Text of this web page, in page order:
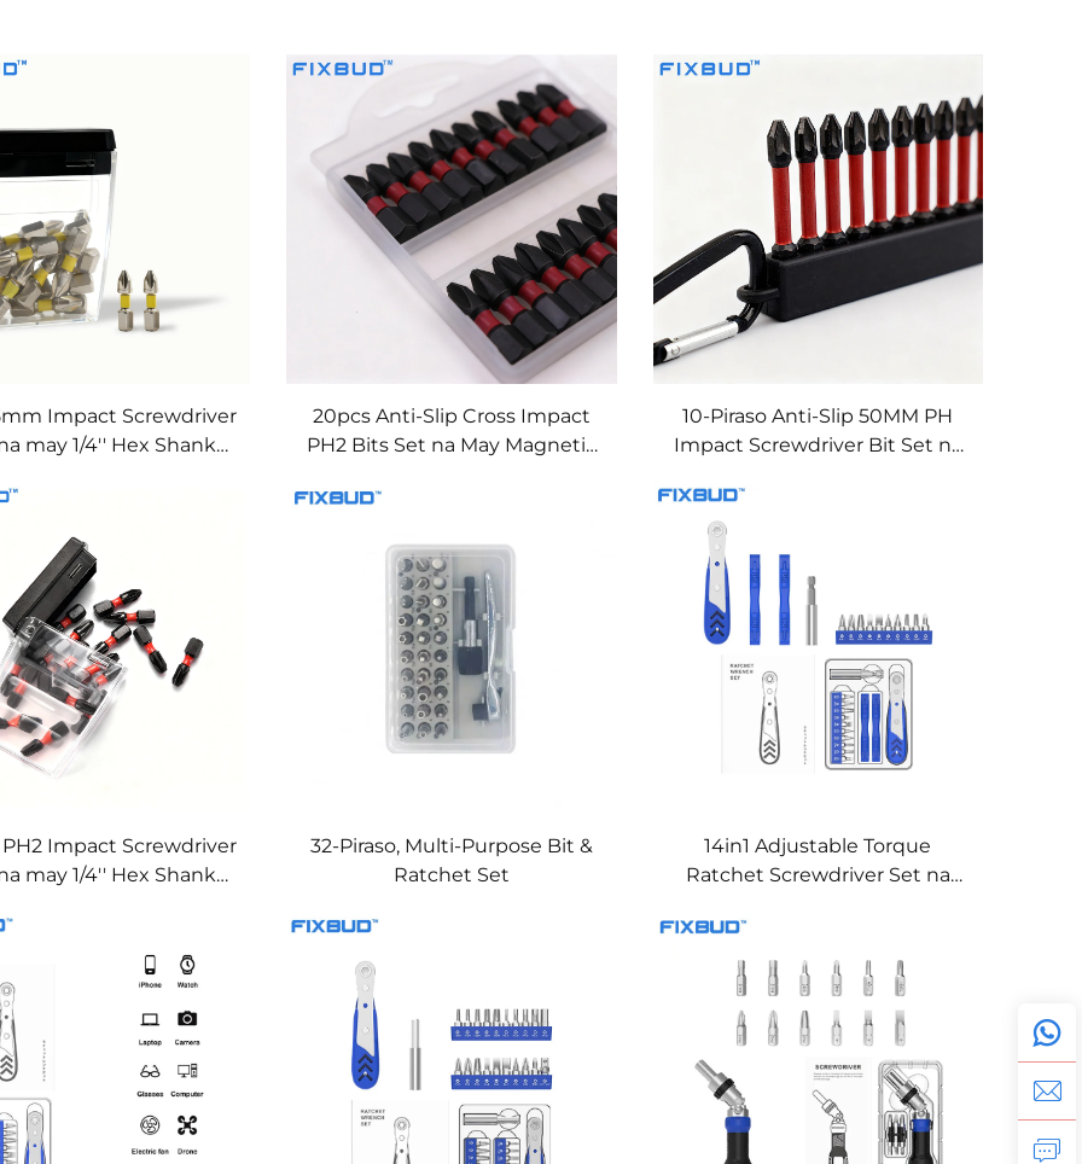
Impact Screwdriver
may 1/4'' Hex Shank
20pcs Anti-Slip Cross Impact
PH2 Bits Set na May Magnetic
10-Piraso Anti-Slip 50MM PH
Impact Screwdriver Bit Set na
Impact Screwdriver
may 1/4'' Hex Shank
32-Piraso, Multi-Purpose Bit &
Ratchet Set
14in1 Adjustable Torque
Ratchet Screwdriver Set na